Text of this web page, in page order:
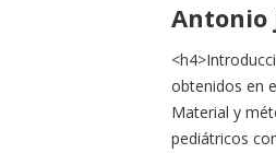
Antonio
obtenidos en
Material y
pediátricos